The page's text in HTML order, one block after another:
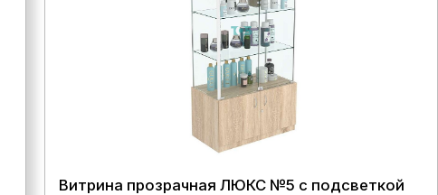
Витрина прозрачная ЛЮКС №5 с подсветкой